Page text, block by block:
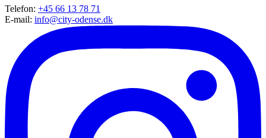
Telefon: +45 66 13 78 71
E-mail: info@city-odense.dk